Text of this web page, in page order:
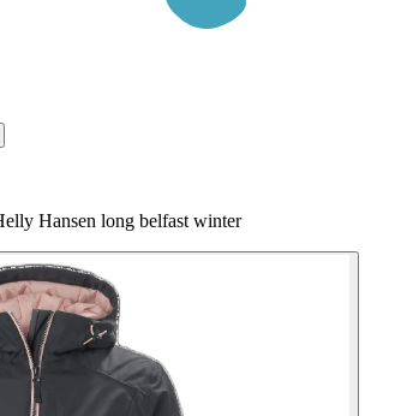
Hansen long belfast winter